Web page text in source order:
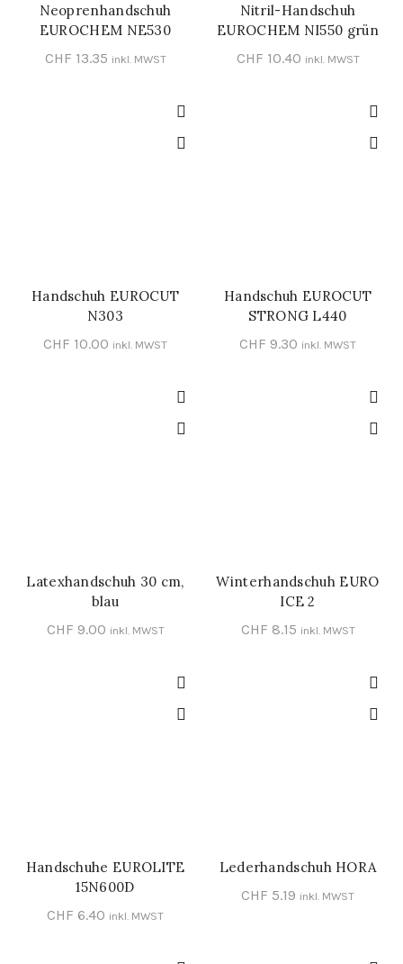
SCHNELL-EINKAUF
Neoprenhandschuh
EUROCHEM NE530
schwarz/blau
CHF 13.35 inkl. MWST
SCHNELL-EINKAUF
Nitril-Handschuh
EUROCHEM NI550 grün
CHF 10.40 inkl. MWST
SCHNELL-EINKAUF
Handschuh EUROCUT
N303
CHF 10.00 inkl. MWST
SCHNELL-EINKAUF
Handschuh EUROCUT
STRONG L440
CHF 9.30 inkl. MWST
SCHNELL-EINKAUF
Latexhandschuh 30 cm,
blau
CHF 9.00 inkl. MWST
SCHNELL-EINKAUF
Winterhandschuh EURO
ICE 2
CHF 8.15 inkl. MWST
SCHNELL-EINKAUF
Handschuhe EUROLITE
15N600D
CHF 6.40 inkl. MWST
SCHNELL-EINKAUF
Lederhandschuh HORA
CHF 5.19 inkl. MWST